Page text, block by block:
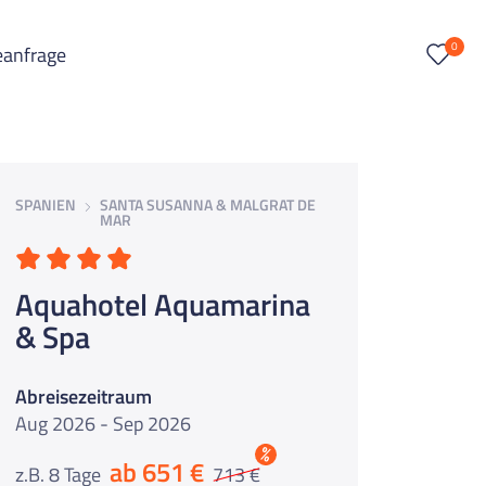
0
SPANIEN SANTA SUSANNA & MALGRAT DE
MAR
Aquahotel Aquamarina
& Spa
Abreisezeitraum
Aug 2026 - Sep 2026
z.B. 8 Tage ab 651 € 713 €
%